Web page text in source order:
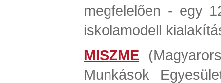
megfelelően - egy
iskolamodell
MISZME
Munkások